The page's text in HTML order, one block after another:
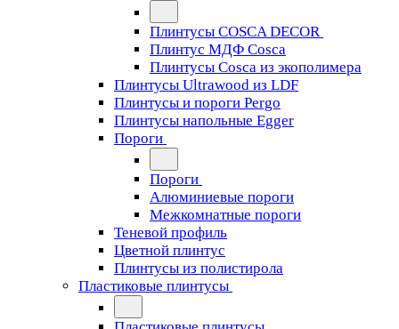
Плинтусы COSCA DECOR
Плинтус МДФ Cosca
Плинтусы Cosca из экополимера
Плинтусы Ultrawood из LDF
Плинтусы и пороги Pergo
Плинтусы напольные Egger
Пороги
Пороги
Алюминиевые пороги
Межкомнатные пороги
Теневой профиль
Цветной плинтус
Плинтусы из полистирола
Пластиковые плинтусы